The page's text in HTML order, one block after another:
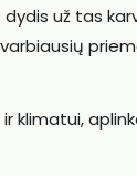
už tas
klimatui,